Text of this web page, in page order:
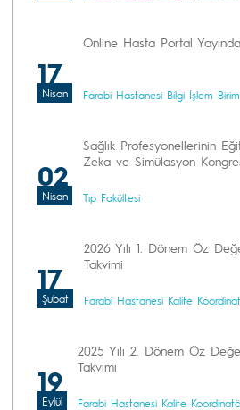
17
Nisan
Online Hasta Portal Yayında
Farabi Hastanesi Bilgi İşlem
02
Nisan
Sağlık Profesyonellerinin
Zeka ve Simülasyon
Tıp Fakültesi
17
Şubat
2026 Yılı 1. Dönem Öz
Takvimi
Farabi Hastanesi Kalite
19
Eylül
2025 Yılı 2. Dönem Öz
Takvimi
Farabi Hastanesi Kalite